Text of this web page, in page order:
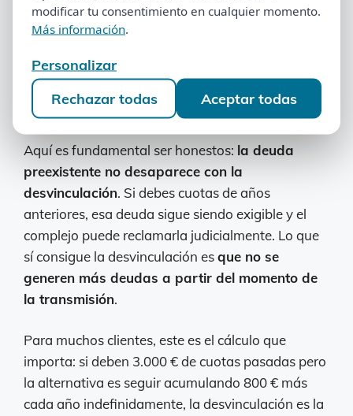
garantizados, vayas o no al complejo. Perder un
¿Qué pasa con la deuda ya
acumulada?
Aquí es fundamental ser honestos: la deuda
preexistente no desaparece con la
desvinculación. Si debes cuotas de años
anteriores, esa deuda sigue siendo exigible y el
complejo puede reclamarla judicialmente. Lo que
sí consigue la desvinculación esque no se
generen más deudas a partir del momento de
la transmisión.
Para muchos clientes, este es el cálculo que
importa: si deben 3.000 € de cuotas pasadas pero
la alternativa es seguir acumulando 800 € más
cada año indefinidamente, la desvinculación es la
modificar tu consentimiento en cualquier momento.
Más información.
Personalizar
Rechazar todas
Aceptar todas
modificar tu consentimiento en cualquier momento.
Más información
Personalizar
Rechazar todas
Aceptar todas